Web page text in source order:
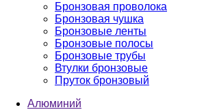
Бронзовая проволока
Бронзовая чушка
Бронзовые ленты
Бронзовые полосы
Бронзовые трубы
Втулки бронзовые
Пруток бронзовый
Алюминий